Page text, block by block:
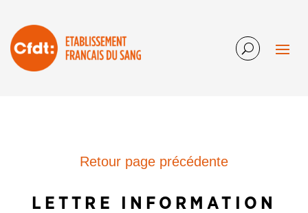
Retour page précédente
LETTRE INFORMATION